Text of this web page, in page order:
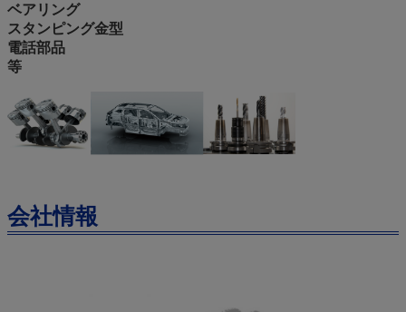
ベアリング
スタンピング金型
電話部品
等
会社情報